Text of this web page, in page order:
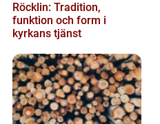
Röcklin: Tradition,
funktion och form i
kyrkans tjänst